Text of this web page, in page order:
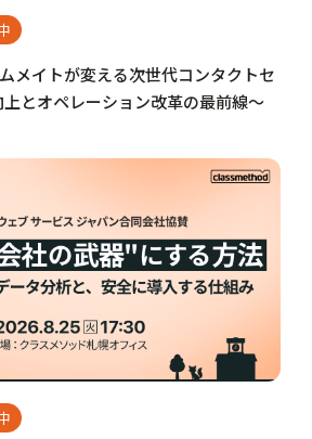
ムメイトが変える次世代コンタクトセ
とオペレーション改革の最前線～